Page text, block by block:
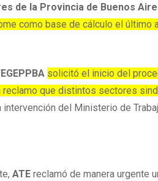
de la Provincia de Buenos
como base de cálculo el último
solicitó el inicio del
reclamo que distintos sectores
intervención del Ministerio de
ATE reclamó de manera urgente